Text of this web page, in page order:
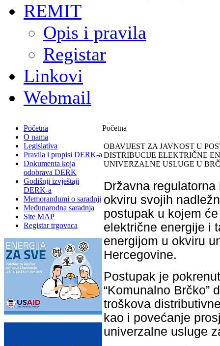
REMIT
Opis i pravila
Registar
Linkovi
Webmail
Početna
O nama
Legislativa
Pravila i propisi DERK-a
Dokumenta koja
odobrava DERK
Godišnji izvještaji
DERK-a
Memorandumi o saradnji
Međunarodna saradnja
Site MAP
Registar trgovaca
Početna
OBAVIJEST ZA JAVNOST U
DISTRIBUCIJE ELEKTRIČNE
UNIVERZALNE USLUGE U
Državna
okviru svojih
postupak u kojem
električne energije i
energijom u okviru
Hercegovine.
Postupak je
“Komunalno Brčko”
troškova
kao i povećanje
univerzalne usluge